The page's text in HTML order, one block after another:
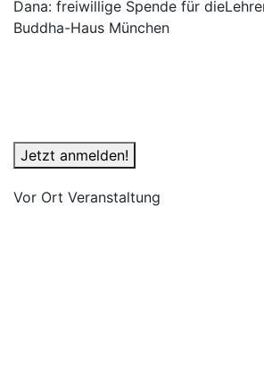
Dana: freiwillige Spende für
Buddha-Haus München
Jetzt anmelden!
Vor Ort Veranstaltung